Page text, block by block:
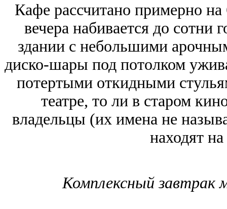
Кафе рассчитано примерно
вечера набивается до сотни
здании с небольшими
диско-шары под потолком
потертыми откидными
театре, то ли в старом
владельцы (их имена не
находят
Комплексный завтрак